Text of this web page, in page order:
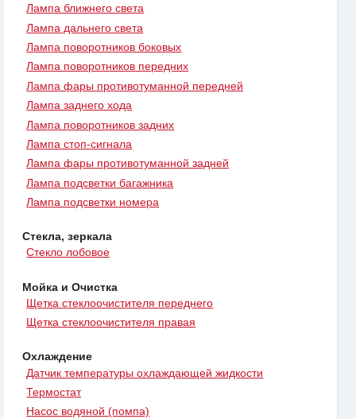
Лампа ближнего света
Лампа дальнего света
Лампа поворотников боковых
Лампа поворотников передних
Лампа фары противотуманной передней
Лампа заднего хода
Лампа поворотников задних
Лампа стоп-сигнала
Лампа фары противотуманной задней
Лампа подсветки багажника
Лампа подсветки номера
Стекла, зеркала
Стекло лобовое
Мойка и Очистка
Щетка стеклоочистителя переднего
Щетка стеклоочистителя правая
Охлаждение
Датчик температуры охлаждающей жидкости
Термостат
Насос водяной (помпа)